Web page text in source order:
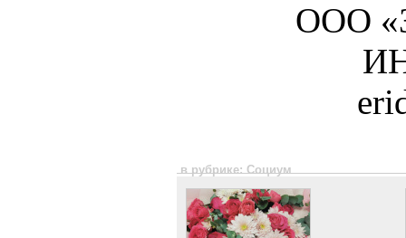
ООО
в рубрике: Социум